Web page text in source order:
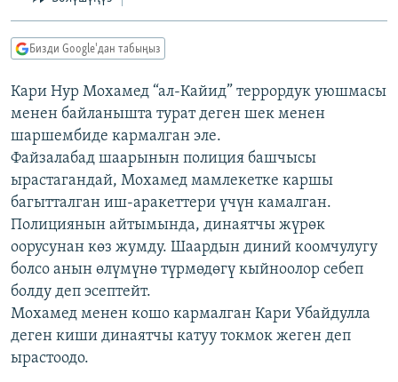
БИЗ ЖАНА ДҮЙНӨ
ЭЖЕ-СИҢДИЛЕР
АЗАТТЫК+
ЫҢГАЙСЫЗ СУРООЛОР
Русский
ОНЛАЙН ШЕРИНЕ
ЭЕ/АРнун бардык сайттары
Бизди Google'дан табыңыз
Кари Нур Мохамед “ал-Кайид” террордук уюшмасы
менен байланышта турат деген шек менен
шаршембиде кармалган эле.
Файзалабад шаарынын полиция башчысы
ырастагандай, Мохамед мамлекетке каршы
багытталган иш-аракеттери үчүн камалган.
Полициянын айтымында, динаятчы жүрөк
оорусунан көз жумду. Шаардын диний коомчулугу
болсо анын өлүмүнө түрмөдөгү кыйноолор себеп
болду деп эсептейт.
Мохамед менен кошо кармалган Кари Убайдулла
деген киши динаятчы катуу токмок жеген деп
ырастоодо.